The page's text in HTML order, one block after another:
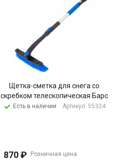
Щетка-сметка для снега со
скребком телескопическая Барс
Есть в наличии Артикул: 55324
Розничная цена
870₽